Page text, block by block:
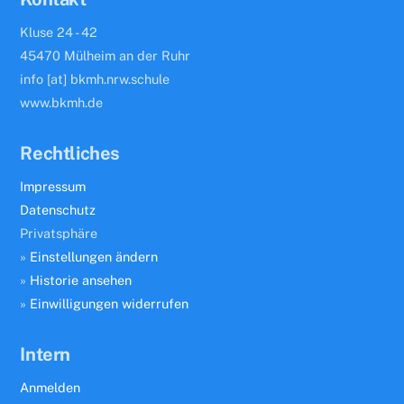
Kluse 24 - 42
45470 Mülheim an der Ruhr
info [at] bkmh.nrw.schule
www.bkmh.de
Rechtliches
Impressum
Datenschutz
Privatsphäre
» Einstellungen ändern
» Historie ansehen
» Einwilligungen widerrufen
Intern
Anmelden